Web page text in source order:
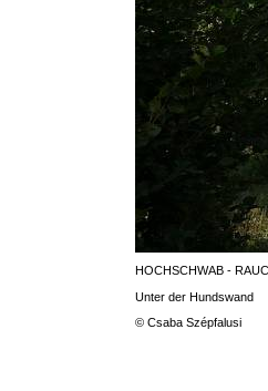
HOCHSCHWAB -
Unter der Hundswand
© Csaba Szépfalusi